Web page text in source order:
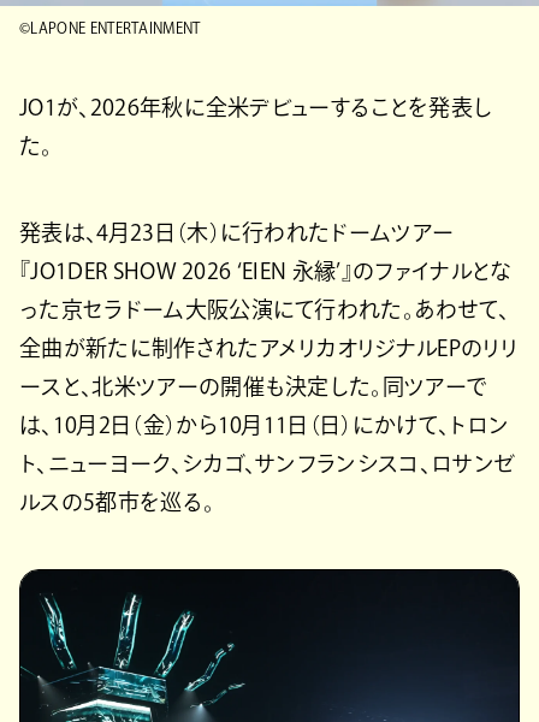
©LAPONE ENTERTAINMENT
JO1が、2026年秋に全米デビューすることを発表し
た。
発表は、4月23日（木）に行われたドームツアー
『JO1DER SHOW 2026 ‘EIEN 永縁’』のファイナルとな
った京セラドーム大阪公演にて行われた。あわせて、
全曲が新たに制作されたアメリカオリジナルEPのリリ
ースと、北米ツアーの開催も決定した。同ツアーで
は、10月2日（金）から10月11日（日）にかけて、トロン
ト、ニューヨーク、シカゴ、サンフランシスコ、ロサンゼ
ルスの5都市を巡る。